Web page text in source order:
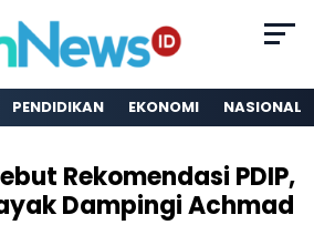
PENDIDIKAN EKONOMI NASIONAL
Rekomendasi PDIP,
Dampingi Achmad